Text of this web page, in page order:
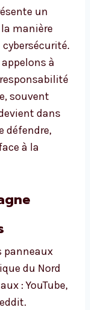
un
manière
à
souvent
dans
défendre,
à la
panneaux
du Nord
: YouTube,